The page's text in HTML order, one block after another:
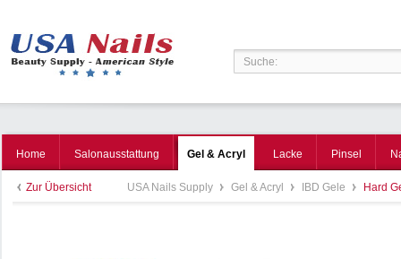
Home Salonausstattung Gel & Acryl Lacke Pinsel
Zur Übersicht USA Nails Supply Gel & Acryl IBD Gele Hard